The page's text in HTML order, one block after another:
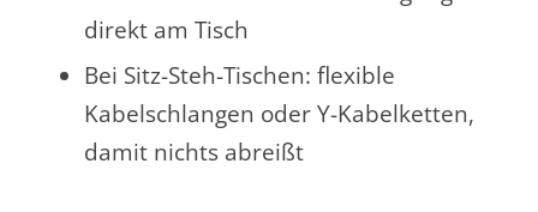
direkt am Tisch
Bei Sitz-Steh-Tischen: flexible
Kabelschlangen oder Y-Kabelketten,
damit nichts abreißt